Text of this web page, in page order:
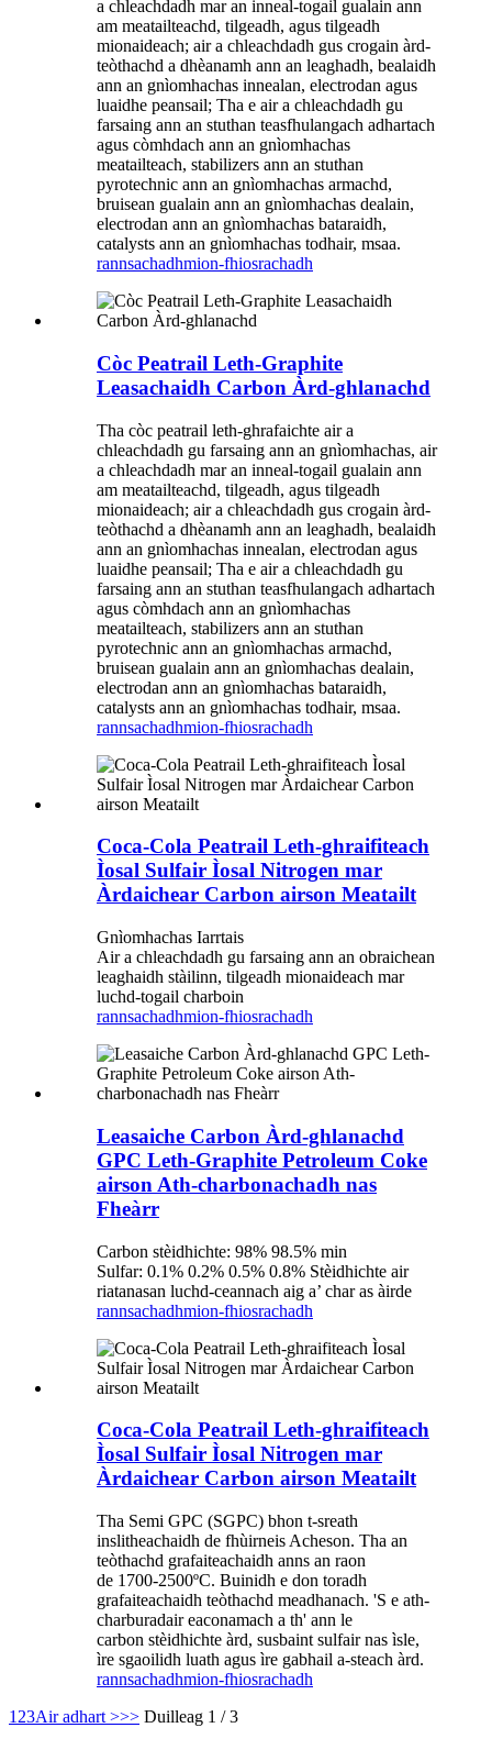
a chleachdadh mar an inneal-togail gualain ann
am meatailteachd, tilgeadh, agus tilgeadh
mionaideach; air a chleachdadh gus crogain àrd-
teòthachd a dhèanamh ann an leaghadh, bealaidh
ann an gnìomhachas innealan, electrodan agus
luaidhe peansail; Tha e air a chleachdadh gu
farsaing ann an stuthan teasfhulangach adhartach
agus còmhdach ann an gnìomhachas
meatailteach, stabilizers ann an stuthan
pyrotechnic ann an gnìomhachas armachd,
bruisean gualain ann an gnìomhachas dealain,
electrodan ann an gnìomhachas bataraidh,
catalysts ann an gnìomhachas todhair, msaa.
rannsachadhmion-fhiosrachadh
Còc Peatrail Leth-Graphite
Leasachaidh Carbon Àrd-ghlanachd
Tha còc peatrail leth-ghrafaichte air a
chleachdadh gu farsaing ann an gnìomhachas, air
a chleachdadh mar an inneal-togail gualain ann
am meatailteachd, tilgeadh, agus tilgeadh
mionaideach; air a chleachdadh gus crogain àrd-
teòthachd a dhèanamh ann an leaghadh, bealaidh
ann an gnìomhachas innealan, electrodan agus
luaidhe peansail; Tha e air a chleachdadh gu
farsaing ann an stuthan teasfhulangach adhartach
agus còmhdach ann an gnìomhachas
meatailteach, stabilizers ann an stuthan
pyrotechnic ann an gnìomhachas armachd,
bruisean gualain ann an gnìomhachas dealain,
electrodan ann an gnìomhachas bataraidh,
catalysts ann an gnìomhachas todhair, msaa.
rannsachadhmion-fhiosrachadh
Coca-Cola Peatrail Leth-ghraifiteach
Ìosal Sulfair Ìosal Nitrogen mar
Àrdaichear Carbon airson Meatailt
Gnìomhachas Iarrtais
Air a chleachdadh gu farsaing ann an obraichean
leaghaidh stàilinn, tilgeadh mionaideach mar
luchd-togail charboin
rannsachadhmion-fhiosrachadh
Leasaiche Carbon Àrd-ghlanachd
GPC Leth-Graphite Petroleum Coke
airson Ath-charbonachadh nas
Fheàrr
Carbon stèidhichte: 98% 98.5% min
Sulfar: 0.1% 0.2% 0.5% 0.8% Stèidhichte air
riatanasan luchd-ceannach aig a’ char as àirde
rannsachadhmion-fhiosrachadh
Coca-Cola Peatrail Leth-ghraifiteach
Ìosal Sulfair Ìosal Nitrogen mar
Àrdaichear Carbon airson Meatailt
Tha Semi GPC (SGPC) bhon t-sreath
inslitheachaidh de fhùirneis Acheson. Tha an
teòthachd grafaiteachaidh anns an raon
de 1700-2500ºC. Buinidh e don toradh
grafaiteachaidh teòthachd meadhanach. 'S e ath-
charburadair eaconamach a th' ann le
carbon stèidhichte àrd, susbaint sulfair nas ìsle,
ìre sgaoilidh luath agus ìre gabhail a-steach àrd.
rannsachadhmion-fhiosrachadh
1 23Air adhart >>> Duilleag 1 / 3